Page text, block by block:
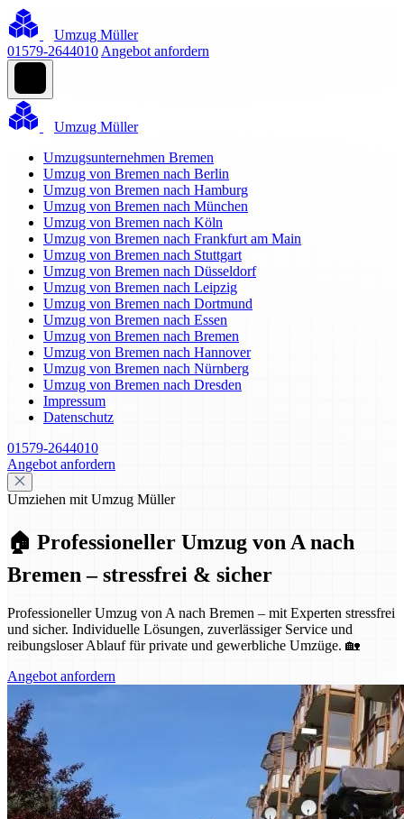
Umzug Müller
01579-2644010 Angebot anfordern
Umzug Müller
Umzugsunternehmen Bremen
Umzug von Bremen nach Berlin
Umzug von Bremen nach Hamburg
Umzug von Bremen nach München
Umzug von Bremen nach Köln
Umzug von Bremen nach Frankfurt am Main
Umzug von Bremen nach Stuttgart
Umzug von Bremen nach Düsseldorf
Umzug von Bremen nach Leipzig
Umzug von Bremen nach Dortmund
Umzug von Bremen nach Essen
Umzug von Bremen nach Bremen
Umzug von Bremen nach Hannover
Umzug von Bremen nach Nürnberg
Umzug von Bremen nach Dresden
Impressum
Datenschutz
01579-2644010
Angebot anfordern
Umziehen mit Umzug Müller
🏠 Professioneller Umzug von A nach
Bremen – stressfrei & sicher
Professioneller Umzug von A nach Bremen – mit Experten stressfrei
und sicher. Individuelle Lösungen, zuverlässiger Service und
reibungsloser Ablauf für private und gewerbliche Umzüge. 🏡
Angebot anfordern